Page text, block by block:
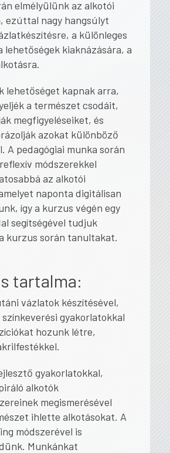
elmélyülünk az alkotói
ezúttal nagy hangsúlyt
a különleges
lehetőségek kiaknázására, a
lehetőséget kapnak arra,
a természet csodáit,
megfigyeléseiket, és
azokat különböző
A pedagógiai munka során
módszerekkel
az alkotói
naponta digitálisan
így a kurzus végén egy
segítségével tudjuk
kurzus során tanultakat.
tartalma:
vázlatok készítésével,
gyakorlatokkal
hozunk létre,
gyakorlatokkal,
alkotók
megismerésével
ihlette alkotásokat. A
módszerével is
Munkánkat